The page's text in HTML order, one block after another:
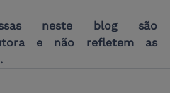
neste blog são
e não refletem as